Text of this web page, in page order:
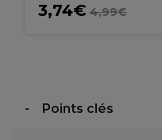
3,74€ 4,99€
Points clés